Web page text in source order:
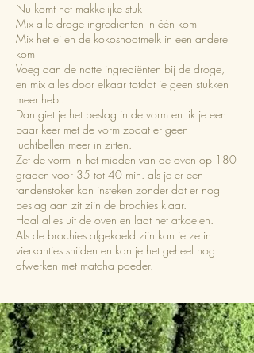
Nu komt het makkelijke stuk
Mix alle droge ingrediënten in één kom
Mix het ei en de kokosnootmelk in een andere
kom
Voeg dan de natte ingrediënten bij de droge,
en mix alles door elkaar totdat je geen stukken
meer hebt.
Dan giet je het beslag in de vorm en tik je een
paar keer met de vorm zodat er geen
luchtbellen meer in zitten.
Zet de vorm in het midden van de oven op 180
graden voor 35 tot 40 min. als je er een
tandenstoker kan insteken zonder dat er nog
beslag aan zit zijn de brochies klaar.
Haal alles uit de oven en laat het afkoelen.
Als de brochies afgekoeld zijn kan je ze in
vierkantjes snijden en kan je het geheel nog
afwerken met matcha poeder.